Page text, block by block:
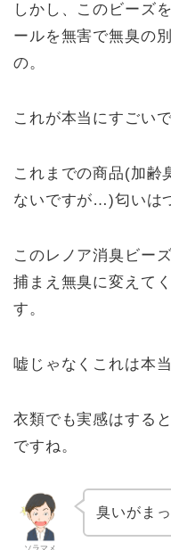
しかし、このビーズ
ールを無害で無臭の
の。
これが本当にすごいで
これまでの商品(加齢
ないですが…)匂いは
このレノア消臭ビー
捕まえ無臭に変えて
す。
嘘じゃなくこれは本当
衣類でも実感はする
ですね。
臭いがま